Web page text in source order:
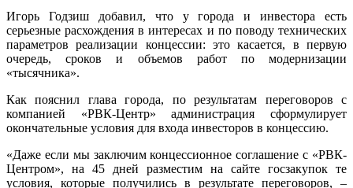
Игорь Годзиш добавил, что у города и инвестора есть
серьезные расхождения в интересах и по поводу технических
параметров реализации концессии: это касается, в первую
очередь, сроков и объемов работ по модернизации
«тысячника».
Как пояснил глава города, по результатам переговоров с
компанией «РВК-Центр» администрация сформулирует
окончательные условия для входа инвесторов в концессию.
«Даже если мы заключим концессионное соглашение с «РВК-
Центром», на 45 дней разместим на сайте госзакупок те
условия, которые получились в результате переговоров, –